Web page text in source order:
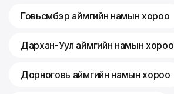
Говьсүмбэр аймгийн намын хороо
Дархан-Уул аймгийн намын хороо
Дорноговь аймгийн намын хороо